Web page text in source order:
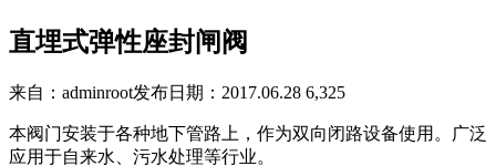
直埋式弹性座封闸阀
来自：adminroot发布日期：2017.06.28 6,325
本阀门安装于各种地下管路上，作为双向闭路设备使用。广泛
应用于自来水、污水处理等行业。